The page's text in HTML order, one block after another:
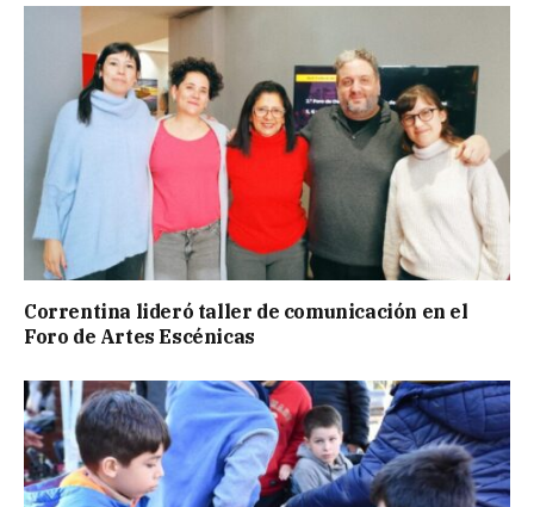
Correntina lideró taller de comunicación en el
Foro de Artes Escénicas